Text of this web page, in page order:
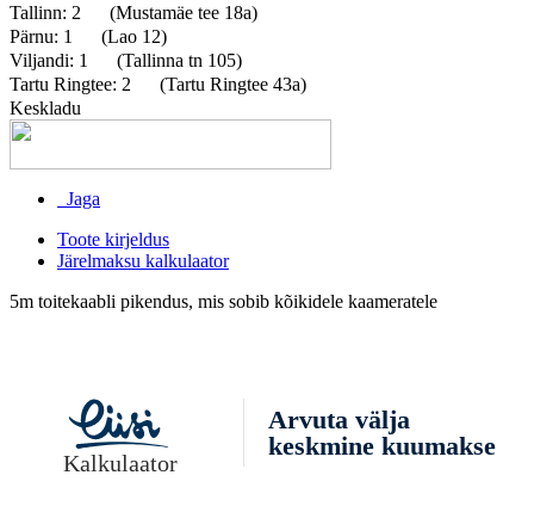
Tallinn: 2
(Mustamäe tee 18a)
Pärnu: 1
(Lao 12)
Viljandi: 1
(Tallinna tn 105)
Tartu Ringtee: 2
(Tartu Ringtee 43a)
Keskladu
Jaga
Toote kirjeldus
Järelmaksu kalkulaator
5m toitekaabli pikendus, mis sobib kõikidele kaameratele